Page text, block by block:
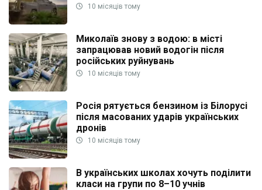
10 місяців тому
Миколаїв знову з водою: в місті
запрацював новий водогін після
російських руйнувань
10 місяців тому
Росія рятується бензином із Білорусі
після масованих ударів українських
дронів
10 місяців тому
В українських школах хочуть поділити
класи на групи по 8–10 учнів